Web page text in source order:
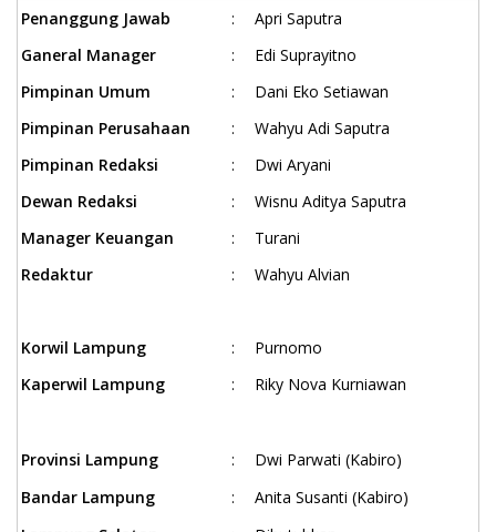
Penanggung Jawab :
Apri Saputra
Ganeral Manager
:
Edi Suprayitno
Pimpinan Umum
:
Dani Eko Setiawan
Pimpinan Perusahaan
:
Wahyu Adi Saputra
Pimpinan Redaksi
:
Dwi Aryani
Dewan Redaksi
:
Wisnu Aditya Saputra
Manager Keuangan
:
Turani
Redaktur
: Wahyu Alvian
Korwil Lampung :
Purnomo
Kaperwil Lampung
: Riky Nova Kurniawan
Provinsi Lampung :
Dwi Parwati (Kabiro)
Bandar Lampung
:
Anita Susanti (Kabiro)